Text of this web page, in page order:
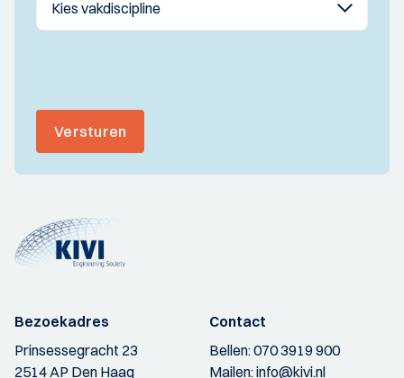
Versturen
Bezoekadres
Prinsessegracht 23
2514 AP Den Haag
Contact
Bellen:070 3919 900
Mailen:info@kivi.nl